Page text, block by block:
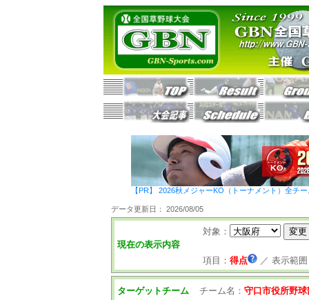
【PR】 2026秋メジャーKO（トーナメント）全チ
データ更新日： 2026/08/05
現在の表示内容
対象：
項目： 得点 ／ 表示範囲
ターゲットチーム チーム名： 守口市役所野球